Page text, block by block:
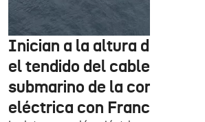
Inician a la altura de
el tendido del cable
submarino de la conexión
eléctrica con Francia